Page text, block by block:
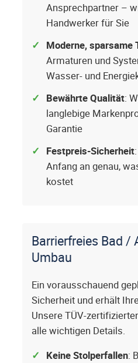
Ansprechpartner –
Handwerker für Sie
Moderne, sparsame
Armaturen und
Wasser- und
Bewährte Qualität:
langlebige
Garantie
Festpreis-Sicherheit
Anfang an genau,
kostet
Barrierfreies Bad /
Umbau
Ein vorausschauend
Sicherheit und erhält
Unsere TÜV-
alle wichtigen Details.
Keine Stolperfallen: